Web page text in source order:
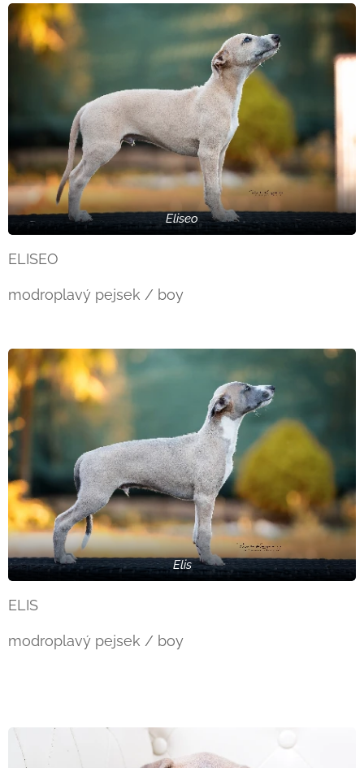
Eliseo
ELISEO
modroplavý pejsek / boy
Elis
ELIS
modroplavý pejsek / boy